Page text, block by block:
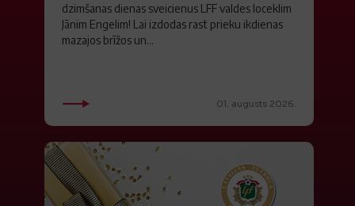
dzimšanas dienas sveicienus LFF valdes loceklim
Jānim Engelim! Lai izdodas rast prieku ikdienas
mazajos brīžos un...
01. augusts 2026.